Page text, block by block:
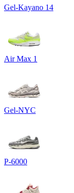
Gel-Kayano 14
Air Max 1
Gel-NYC
P-6000